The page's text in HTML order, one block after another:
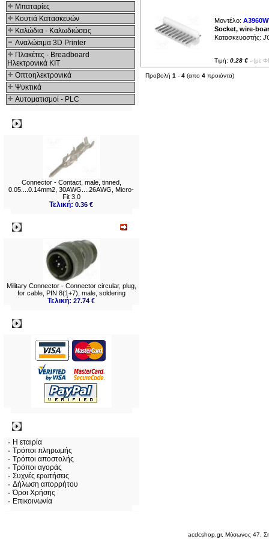
Μπαταρίες
Κουτιά Κατασκευών
Καλώδια - Καλωδιώσεις
Αναλώσιμα 3D Printer
Πλακέτες - Breadboard
Ηλεκτρονικά ΚΙΤ
Οπτοηλεκτρονικά
Ψυκτικά
Αυτοματισμοί - PLC
Connector - Contact, male, tinned,
0.05....0.14mm2, 30AWG....26AWG, Micro-
Fit 3.0
Τελική:0.36 €
Military Connector - Connector circular, plug,
for cable, PIN 8(1+7), male, soldering
Τελική:27.74 €
Η εταιρία
Τρόποι πληρωμής
Τρόποι αποστολής
Τρόποι αγοράς
Συχνές ερωτήσεις
Δήλωση απορρήτου
Όροι Χρήσης
Επικοινωνία
Μοντέλο:
Socket, wire-
Κατασκευαστής:
Τιμή: 0.28 € - (με
Προβολή 1 - 4 (απο 4 προιόντα)
acdcshop.gr, Μύσωνος 47,